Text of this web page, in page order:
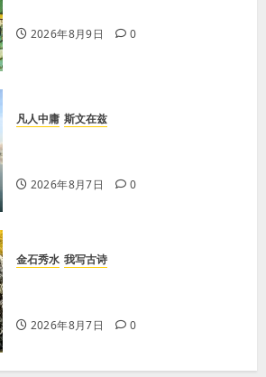
2026年8月9日 0
凡人中庸 斯文在兹
2026年8月7日 0
金石秀水 我写古诗
2026年8月7日 0